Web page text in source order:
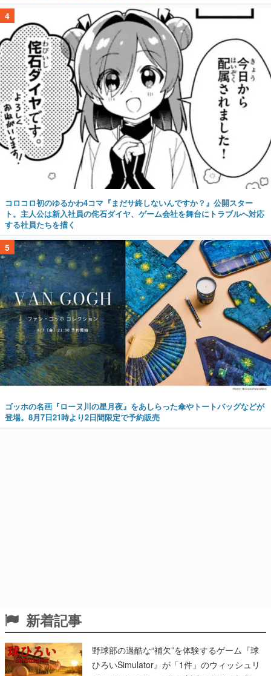
4
コロコロ初のゆるかわ4コマ『まだサ終しないんですか？』公開スター
ト。主人公は新入社員の侘石ダイヤ、ゲーム会社を舞台にトラブルへ対応
する社員たちを描く
5
ゴッホの名画『ローヌ川の星月夜』をあしらった傘やトートバッグなどが
登場。8月7日21時より2日間限定で予約販売
新着記事
野球部の過酷な“補欠”を体験するゲーム『球
ひろいSimulator』が「1件」のウィッシュリ